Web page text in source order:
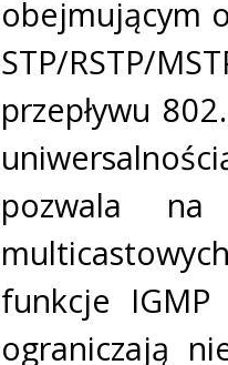
obejmującym
STP/RSTP/
przepływu
pozwala na
funkcje
ograniczają